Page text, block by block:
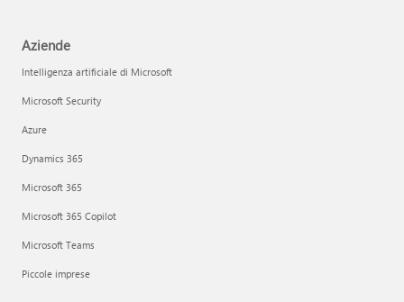
Aziende
Intelligenza artificiale di Microsoft
Microsoft Security
Azure
Dynamics 365
Microsoft 365
Microsoft 365 Copilot
Microsoft Teams
Piccole imprese